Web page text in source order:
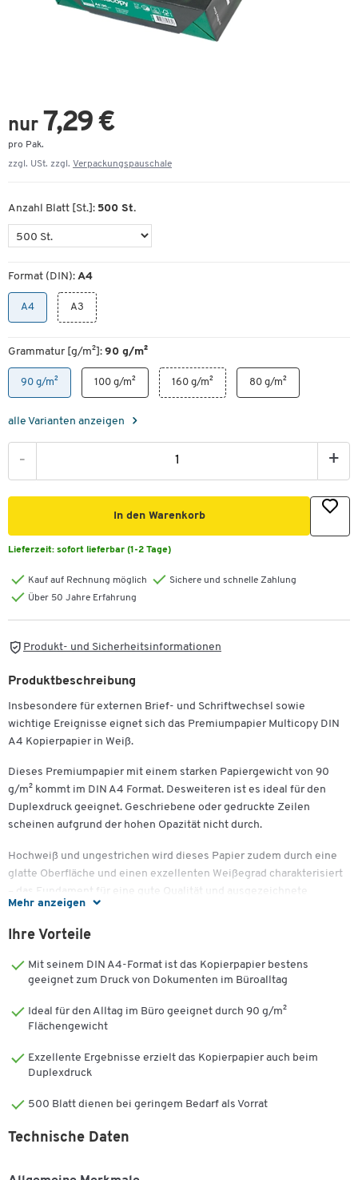
nur 7,29 €
pro Pak.
zzgl. USt. zzgl. Verpackungspauschale
Anzahl Blatt [St.]: 500 St.
Format (DIN): A4
A4 A3
Grammatur [g/m²]: 90 g/m²
90 g/m² 100 g/m² 160 g/m² 80 g/m²
alle Varianten anzeigen
- +
In den Warenkorb
Lieferzeit: sofort lieferbar (1-2 Tage)
Kauf auf Rechnung möglich
Sichere und schnelle Zahlung
Über 50 Jahre Erfahrung
Produkt- und Sicherheitsinformationen
Mehr anzeigen
Produktbeschreibung
Insbesondere für externen Brief- und Schriftwechsel sowie
wichtige Ereignisse eignet sich das Premiumpapier Multicopy DIN
A4 Kopierpapier in Weiß.
Dieses Premiumpapier mit einem starken Papiergewicht von 90
g/m² kommt im DIN A4 Format. Desweiteren ist es ideal für den
Duplexdruck geeignet. Geschriebene oder gedruckte Zeilen
scheinen aufgrund der hohen Opazität nicht durch.
Hochweiß und ungestrichen wird dieses Papier zudem durch eine
glatte Oberfläche und einen exzellenten Weißegrad charakterisiert
– das Fundament für eine gute Qualität und ausgezeichnete
Druckresultate. Das Plus an reichhaltigen Farben, sattem Schwarz
und zügiger Trocknung: Das Qualitätsmerkmal ColorLok® macht
geschäftsexterne Korrespondenz – wie z.B. Werbepost, Broschüren
oder Verträge – erzielt mit diesem hochwertigen Papier eine
Beim Druckerdurchlauf und bei der Sorterauslastung spielen die
diesem Hochleistungspapier können Sie dank hervorragender
Planlage sicher sein, dass nervige Papierstaus auch bei sehr hohen
Druckaufkommen vermieden werden.
Möchten Sie dauerhafte Drucke zur Archivierung wie Urkunden
Ihre Vorteile
Mit seinem DIN A4-Format ist das Kopierpapier bestens
geeignet zum Druck von Dokumenten im Büroalltag
Ideal für den Alltag im Büro geeignet durch 90 g/m²
Flächengewicht
Exzellente Ergebnisse erzielt das Kopierpapier auch beim
Duplexdruck
500 Blatt dienen bei geringem Bedarf als Vorrat
Technische Daten